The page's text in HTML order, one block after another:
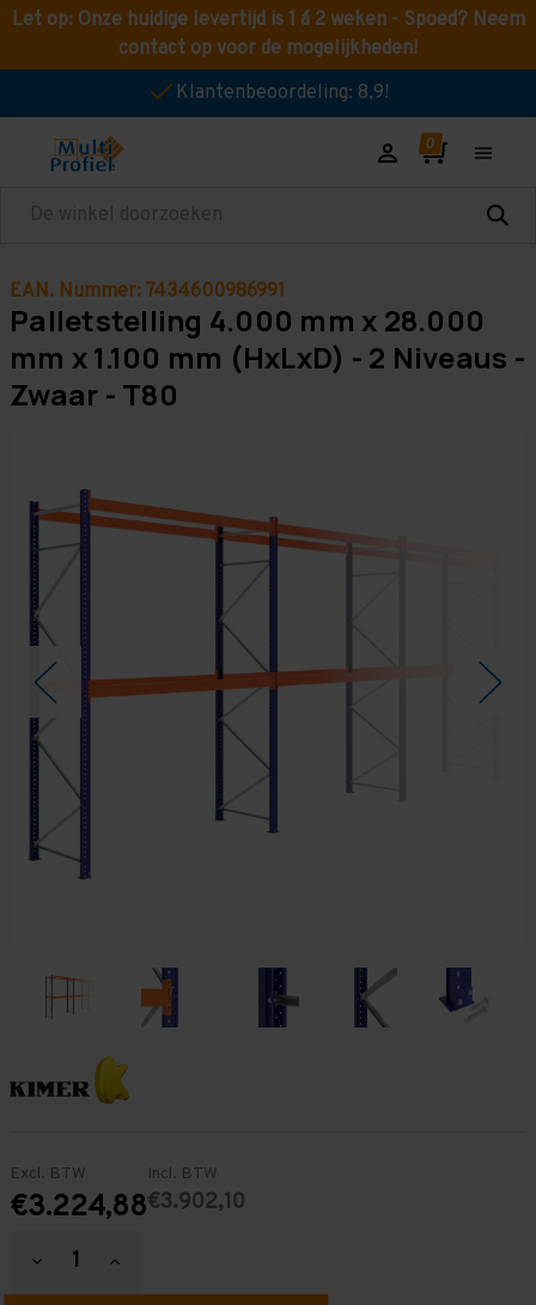
Let op: Onze huidige levertijd is 1 á 2 weken - Spoed? Neem
contact op voor de mogelijkheden!
Klantenbeoordeling: 8,9!
Zoeken
EAN. Nummer: 7434600986991
Palletstelling 4.000 mm x 28.000
mm x 1.100 mm (HxLxD) - 2 Niveaus -
Zwaar - T80
Excl. BTW
€3.224,88
Incl. BTW
€3.902,10
Hoeveelheid
verlagen
Hoeveelheid
verhogen